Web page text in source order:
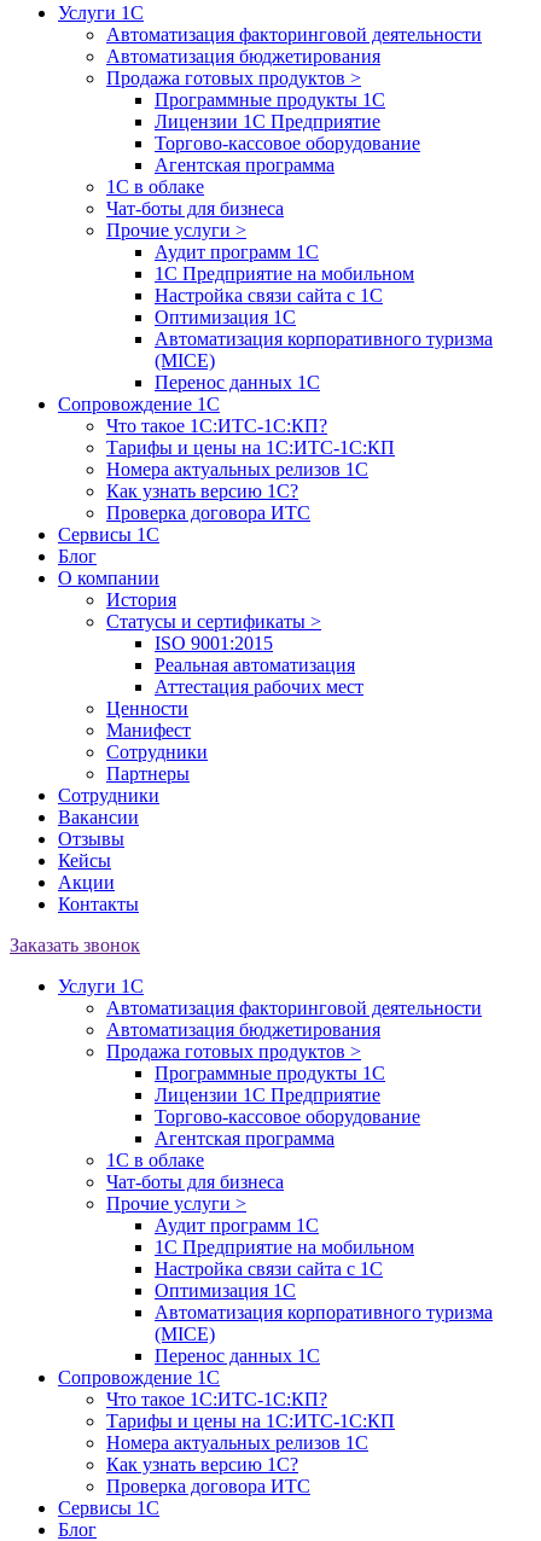
Услуги 1С
Автоматизация факторинговой деятельности
Автоматизация бюджетирования
Продажа готовых продуктов >
Программные продукты 1С
Лицензии 1С Предприятие
Торгово-кассовое оборудование
Агентская программа
1С в облаке
Чат-боты для бизнеса
Прочие услуги >
Аудит программ 1С
1С Предприятие на мобильном
Настройка связи сайта с 1С
Оптимизация 1С
Автоматизация корпоративного туризма
(MICE)
Перенос данных 1С
Сопровождение 1С
Что такое 1С:ИТС-1С:КП?
Тарифы и цены на 1С:ИТС-1С:КП
Номера актуальных релизов 1С
Как узнать версию 1С?
Проверка договора ИТС
Сервисы 1С
Блог
О компании
История
Статусы и сертификаты >
ISO 9001:2015
Реальная автоматизация
Аттестация рабочих мест
Ценности
Манифест
Сотрудники
Партнеры
Сотрудники
Вакансии
Отзывы
Кейсы
Акции
Контакты
Заказать звонок
Услуги 1С
Автоматизация факторинговой деятельности
Автоматизация бюджетирования
Продажа готовых продуктов >
Программные продукты 1С
Лицензии 1С Предприятие
Торгово-кассовое оборудование
Агентская программа
1С в облаке
Чат-боты для бизнеса
Прочие услуги >
Аудит программ 1С
1С Предприятие на мобильном
Настройка связи сайта с 1С
Оптимизация 1С
Автоматизация корпоративного туризма
(MICE)
Перенос данных 1С
Сопровождение 1С
Что такое 1С:ИТС-1С:КП?
Тарифы и цены на 1С:ИТС-1С:КП
Номера актуальных релизов 1С
Как узнать версию 1С?
Проверка договора ИТС
Сервисы 1С
Блог